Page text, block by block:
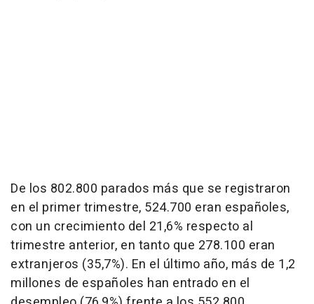
De los 802.800 parados más que se registraron
en el primer trimestre, 524.700 eran españoles,
con un crecimiento del 21,6% respecto al
trimestre anterior, en tanto que 278.100 eran
extranjeros (35,7%). En el último año, más de 1,2
millones de españoles han entrado en el